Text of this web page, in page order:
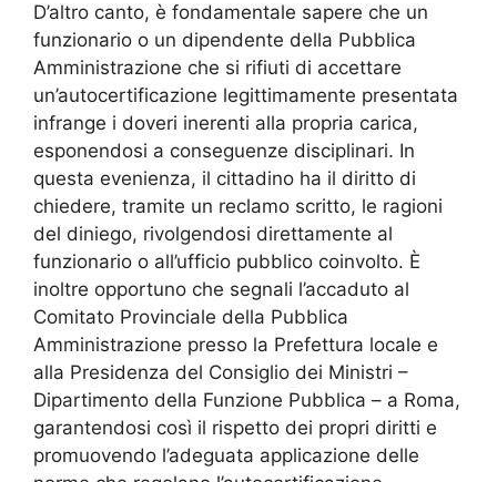
D’altro canto, è fondamentale sapere che un
funzionario o un dipendente della Pubblica
Amministrazione che si rifiuti di accettare
un’autocertificazione legittimamente presentata
infrange i doveri inerenti alla propria carica,
esponendosi a conseguenze disciplinari. In
questa evenienza, il cittadino ha il diritto di
chiedere, tramite un reclamo scritto, le ragioni
del diniego, rivolgendosi direttamente al
funzionario o all’ufficio pubblico coinvolto. È
inoltre opportuno che segnali l’accaduto al
Comitato Provinciale della Pubblica
Amministrazione presso la Prefettura locale e
alla Presidenza del Consiglio dei Ministri –
Dipartimento della Funzione Pubblica – a Roma,
garantendosi così il rispetto dei propri diritti e
promuovendo l’adeguata applicazione delle